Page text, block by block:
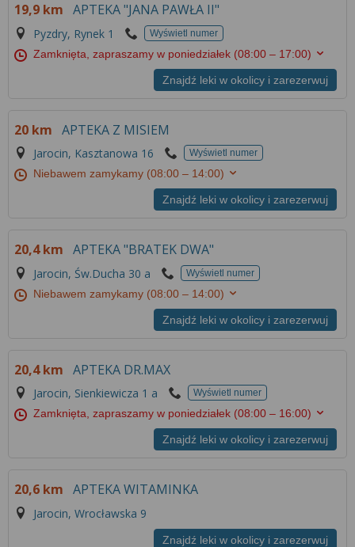
19,9 km APTEKA "JANA PAWŁA II"
Pyzdry, Rynek 1 Wyświetl numer
Zamknięta, zapraszamy w poniedziałek (08:00 – 17:00)
Znajdź leki w okolicy i zarezerwuj
20 km APTEKA Z MISIEM
Jarocin, Kasztanowa 16 Wyświetl numer
Niebawem zamykamy (08:00 – 14:00)
Znajdź leki w okolicy i zarezerwuj
20,4 km APTEKA "BRATEK DWA"
Jarocin, Św.Ducha 30 a Wyświetl numer
Niebawem zamykamy (08:00 – 14:00)
Znajdź leki w okolicy i zarezerwuj
20,4 km APTEKA DR.MAX
Jarocin, Sienkiewicza 1 a Wyświetl numer
Zamknięta, zapraszamy w poniedziałek (08:00 – 16:00)
Znajdź leki w okolicy i zarezerwuj
20,6 km APTEKA WITAMINKA
Jarocin, Wrocławska 9
Znajdź leki w okolicy i zarezerwuj